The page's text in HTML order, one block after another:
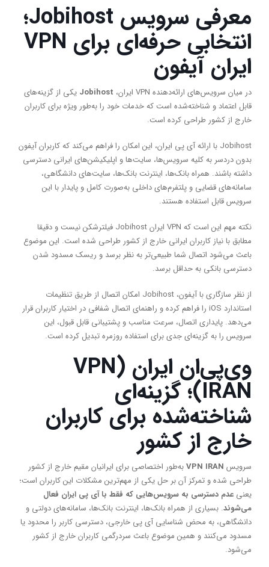
معرفی سرویس Jobihost؛
انتخابی حرفه‌ای برای VPN
ایران آیفون
در میان سرویس‌های ارائه‌دهنده VPN ایران، Jobihost یکی از گزینه‌های
قابل اعتماد و شناخته‌شده است که خدمات خود را به‌طور ویژه برای کاربران
خارج از کشور طراحی کرده است.
Jobihost با ارائه آی پی ایران، این امکان را فراهم می‌کند که کاربران آیفون
بدون دردسر به کلیه سرویس‌ها، سایت‌ها و اپلیکیشن‌های ایرانی دسترسی
داشته باشند. همراه بانک‌ها، اینترنت بانک‌ها، سایت‌های دانشگاهی،
سامانه‌های قضایی و پلتفرم‌های داخلی به‌صورت کامل و پایدار با این
سرویس قابل استفاده هستند.
نکته مهم این است که VPN ایران Jobihost فیلترشکن نیست و دقیقا
مطابق با نیاز کاربران ایرانی خارج از کشور طراحی شده است. این موضوع
باعث می‌شود اتصال شما طبیعی‌تر به نظر برسد و ریسک مسدود شدن
دسترسی بانکی به حداقل برسد.
از نظر سازگاری با آیفون، Jobihost امکان اتصال از طریق تنظیمات
استاندارد iOS را فراهم کرده و راهنمای اتصال شفافی در اختیار کاربران قرار
می‌دهد. پایداری اتصال، سرعت مناسب و پشتیبانی قابل قبول، این
سرویس را به گزینه‌ای جدی برای استفاده روزمره تبدیل کرده است.
وی‌پی‌ان ایران (VPN
IRAN)؛ گزینه‌ای
شناخته‌شده برای کاربران
خارج از کشور
سرویس VPN IRANبه‌طور اختصاصی برای ایرانیان مقیم خارج از کشور
طراحی شده و تمرکز آن بر حل یکی از مهم‌ترین مشکلات این کاربران است؛
یعنی عدم دسترسی به سرویس‌هایی که فقط با آی پی ایران فعال
می‌شوند. بسیاری از همراه بانک‌ها، اینترنت بانک‌ها، سامانه‌های دولتی و
دانشگاهی، به محض شناسایی آی پی خارجی، دسترسی کاربر را محدود یا
مسدود می‌کنند و همین موضوع باعث سردرگمی کاربران خارج از کشور
می‌شود.